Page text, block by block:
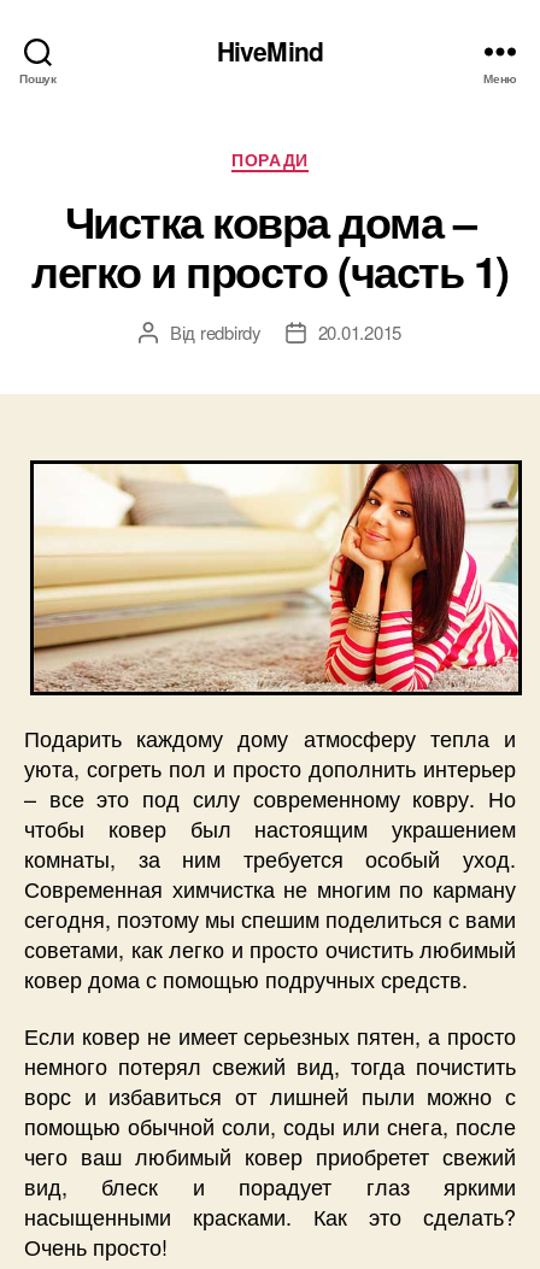
Пошук
HiveMind
Меню
Категорії
ПОРАДИ
Чистка ковра дома –
легко и просто (часть 1)
Автор
Від redbirdy
Дата20.01.2015
Подарить каждому дому атмосферу тепла и
уюта, согреть пол и просто дополнить интерьер
– все это под силу современному ковру. Но
чтобы ковер был настоящим украшением
комнаты, за ним требуется особый уход.
Современная химчистка не многим по карману
сегодня, поэтому мы спешим поделиться с вами
советами, как легко и просто очистить любимый
ковер дома с помощью подручных средств.
Если ковер не имеет серьезных пятен, а просто
немного потерял свежий вид, тогда почистить
ворс и избавиться от лишней пыли можно с
помощью обычной соли, соды или снега, после
чего ваш любимый ковер приобретет свежий
вид, блеск и порадует глаз яркими
насыщенными красками. Как это сделать?
Очень просто!